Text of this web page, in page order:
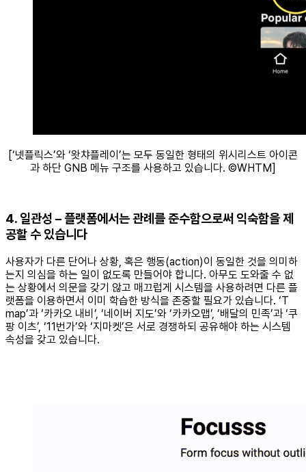
[‘넷플릭스’와 ‘왓챠플레이’는 모두 동일한 형태의 위시리스트 아이콘
과 하단 GNB 메뉴 구조를 사용하고 있습니다. ©WHTM]
4. 일관성 – 플랫폼에서는 관례를 준수함으로써 익숙함을 제
공할 수 있습니다
사용자가 다른 단어나 상황, 혹은 행동(action)이 동일한 것을 의미하
는지 의심을 하는 일이 없도록 만들어야 합니다. 아무도 도와줄 수 없
는 상황에서 의문을 갖기 않고 매끄럽게 시스템을 사용하려면 다른 플
랫폼을 이용하면서 이미 학습한 방식을 존중할 필요가 있습니다. ‘T
map’과 ‘카카오 내비’, ‘네이버 지도’와 ‘카카오맵’, ‘배달의 민족’과 ‘쿠
팡 이츠’, ‘11번가’와 ‘지마켓’은 서로 경쟁하되 공유해야 하는 시스템
속성을 갖고 있습니다.